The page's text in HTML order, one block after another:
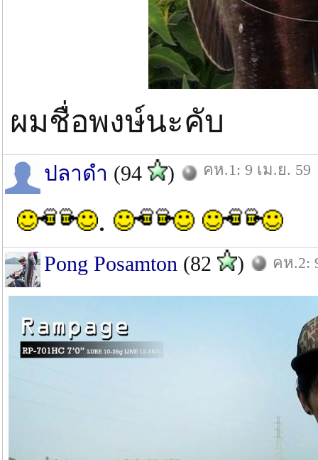
ผมชื่อพงษ์นะคับ
ปลาดำ (94 ) คห.1: 9 เม.ย. 59
.
Pong Posamton (82 ) คห.2: